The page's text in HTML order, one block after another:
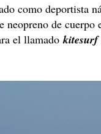
como deportista
neopreno de cuerpo
el llamado kitesurf